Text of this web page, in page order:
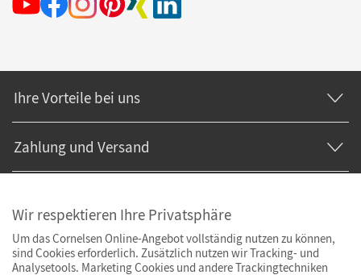
Ihre Vorteile bei uns
Zahlung und Versand
Wir respektieren Ihre Privatsphäre
Um das Cornelsen Online-Angebot vollständig nutzen zu können,
sind Cookies erforderlich. Zusätzlich nutzen wir Tracking- und
Analysetools. Marketing Cookies und andere Trackingtechniken